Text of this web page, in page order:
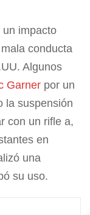
impacto
conducta
Algunos
Garner por un
la suspensión
con un rifle a,
en
una
su uso.